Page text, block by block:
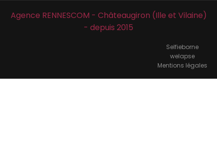
Agence RENNESCOM - Châteaugiron (Ille et Vilaine)
- depuis 2015
Selfieborne
welapse
Mentions légales